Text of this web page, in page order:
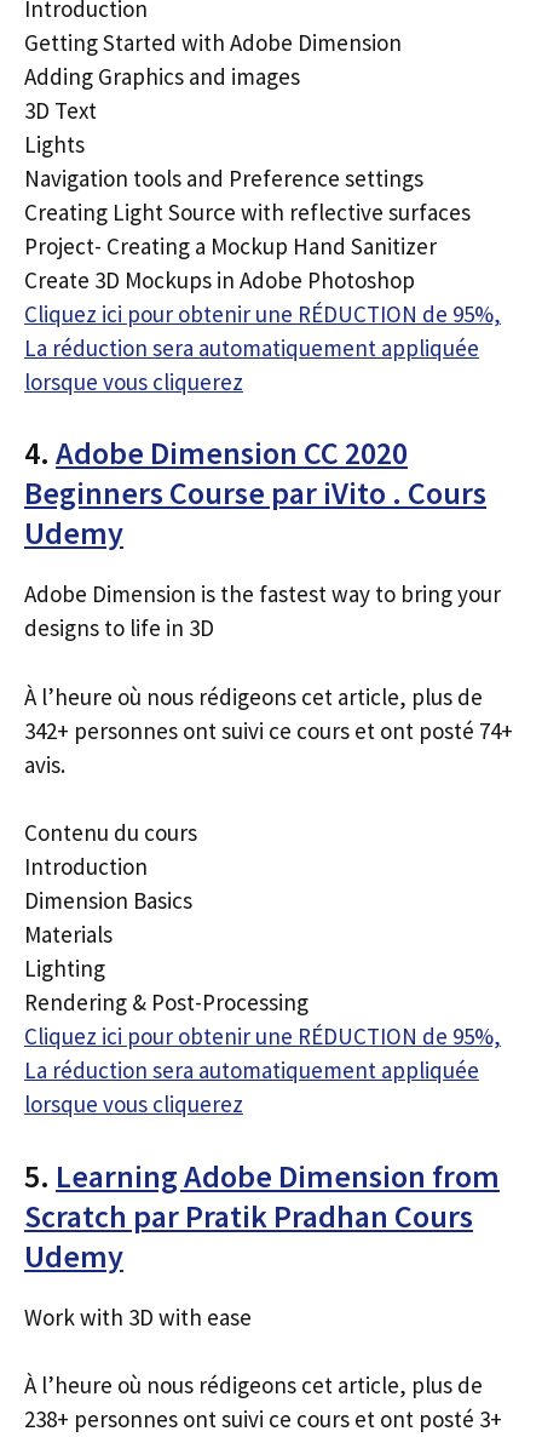
Introduction
Getting Started with Adobe Dimension
Adding Graphics and images
3D Text
Lights
Navigation tools and Preference settings
Creating Light Source with reflective surfaces
Project- Creating a Mockup Hand Sanitizer
Create 3D Mockups in Adobe Photoshop
Cliquez ici pour obtenir une RÉDUCTION de 95%,
La réduction sera automatiquement appliquée
lorsque vous cliquerez
4. Adobe Dimension CC 2020
Beginners Course par iVito . Cours
Udemy
Adobe Dimension is the fastest way to bring your
designs to life in 3D
À l’heure où nous rédigeons cet article, plus de
342+ personnes ont suivi ce cours et ont posté 74+
avis.
Contenu du cours
Introduction
Dimension Basics
Materials
Lighting
Rendering & Post-Processing
Cliquez ici pour obtenir une RÉDUCTION de 95%,
La réduction sera automatiquement appliquée
lorsque vous cliquerez
5. Learning Adobe Dimension from
Scratch par Pratik Pradhan Cours
Udemy
Work with 3D with ease
À l’heure où nous rédigeons cet article, plus de
238+ personnes ont suivi ce cours et ont posté 3+